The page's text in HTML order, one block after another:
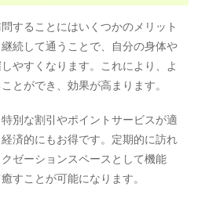
することにはいくつかのメリット
続して通うことで、自分の身体や
やすくなります。これにより、よ
とができ、効果が高まります。
別な割引やポイントサービスが適
済的にもお得です。定期的に訪れ
ゼーションスペースとして機能
すことが可能になります。